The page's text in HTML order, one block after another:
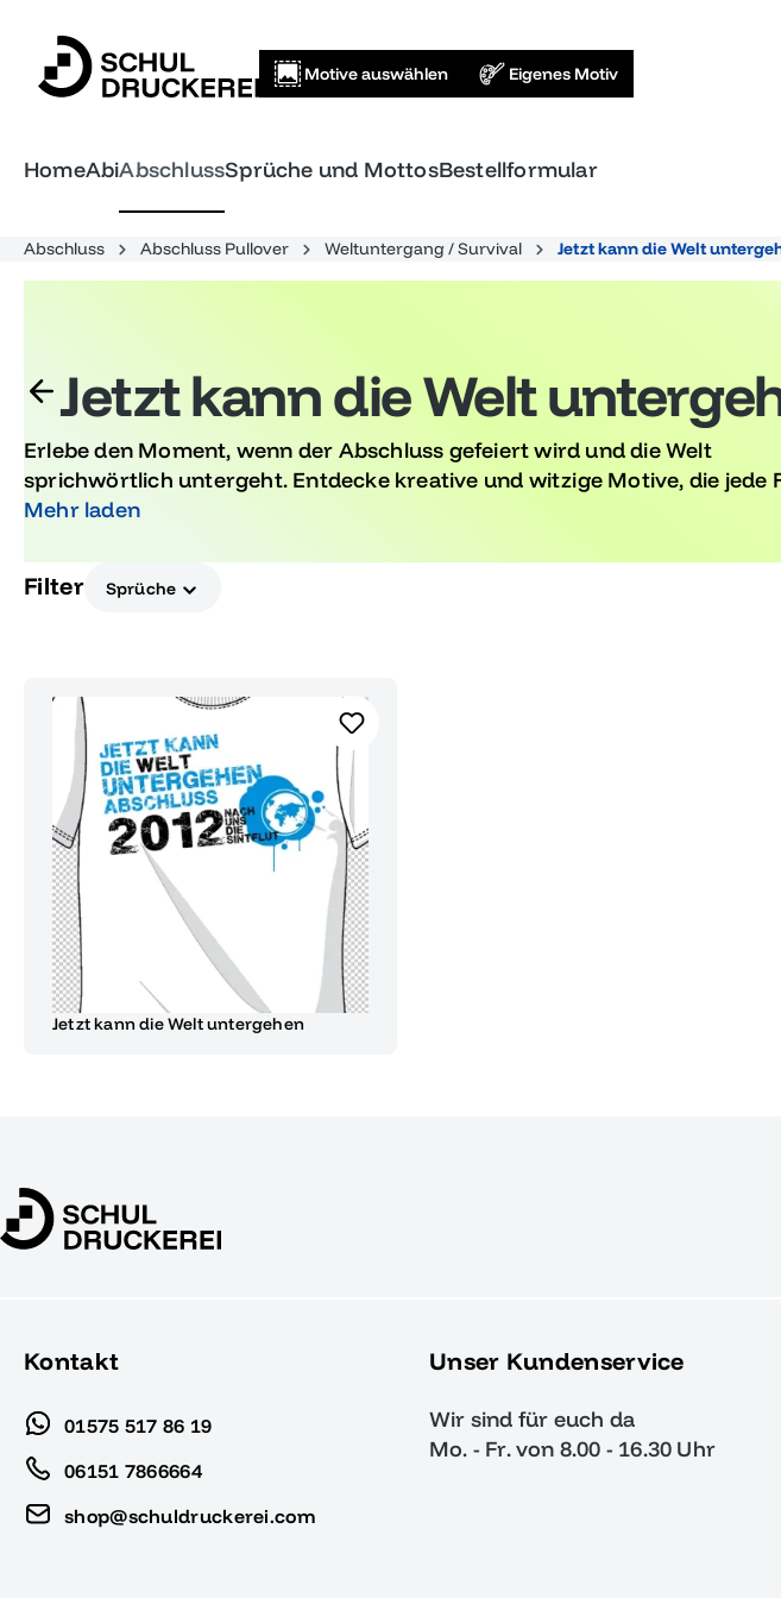
Motive auswählen Eigenes Motiv
HomeAbiAbschlussSprüche und MottosBestellformular
Abschluss Abschluss Pullover Weltuntergang / Survival Jetzt kann die Welt
Jetzt kann die Welt
Erlebe den Moment, wenn der Abschluss gefeiert wird und die Welt
sprichwörtlich untergeht. Entdecke kreative und witzige Motive, die jede
unvergesslich machen. Ideal für Abiturienten, die mit Stil und Humor
Mehr laden
Filter Sprüche
Jetzt kann die Welt untergehen
Kontakt
01575 517 86 19
06151 7866664
shop@schuldruckerei.com
Unser Kundenservice
Wir sind für euch da
Mo. - Fr. von 8.00 - 16.30 Uhr